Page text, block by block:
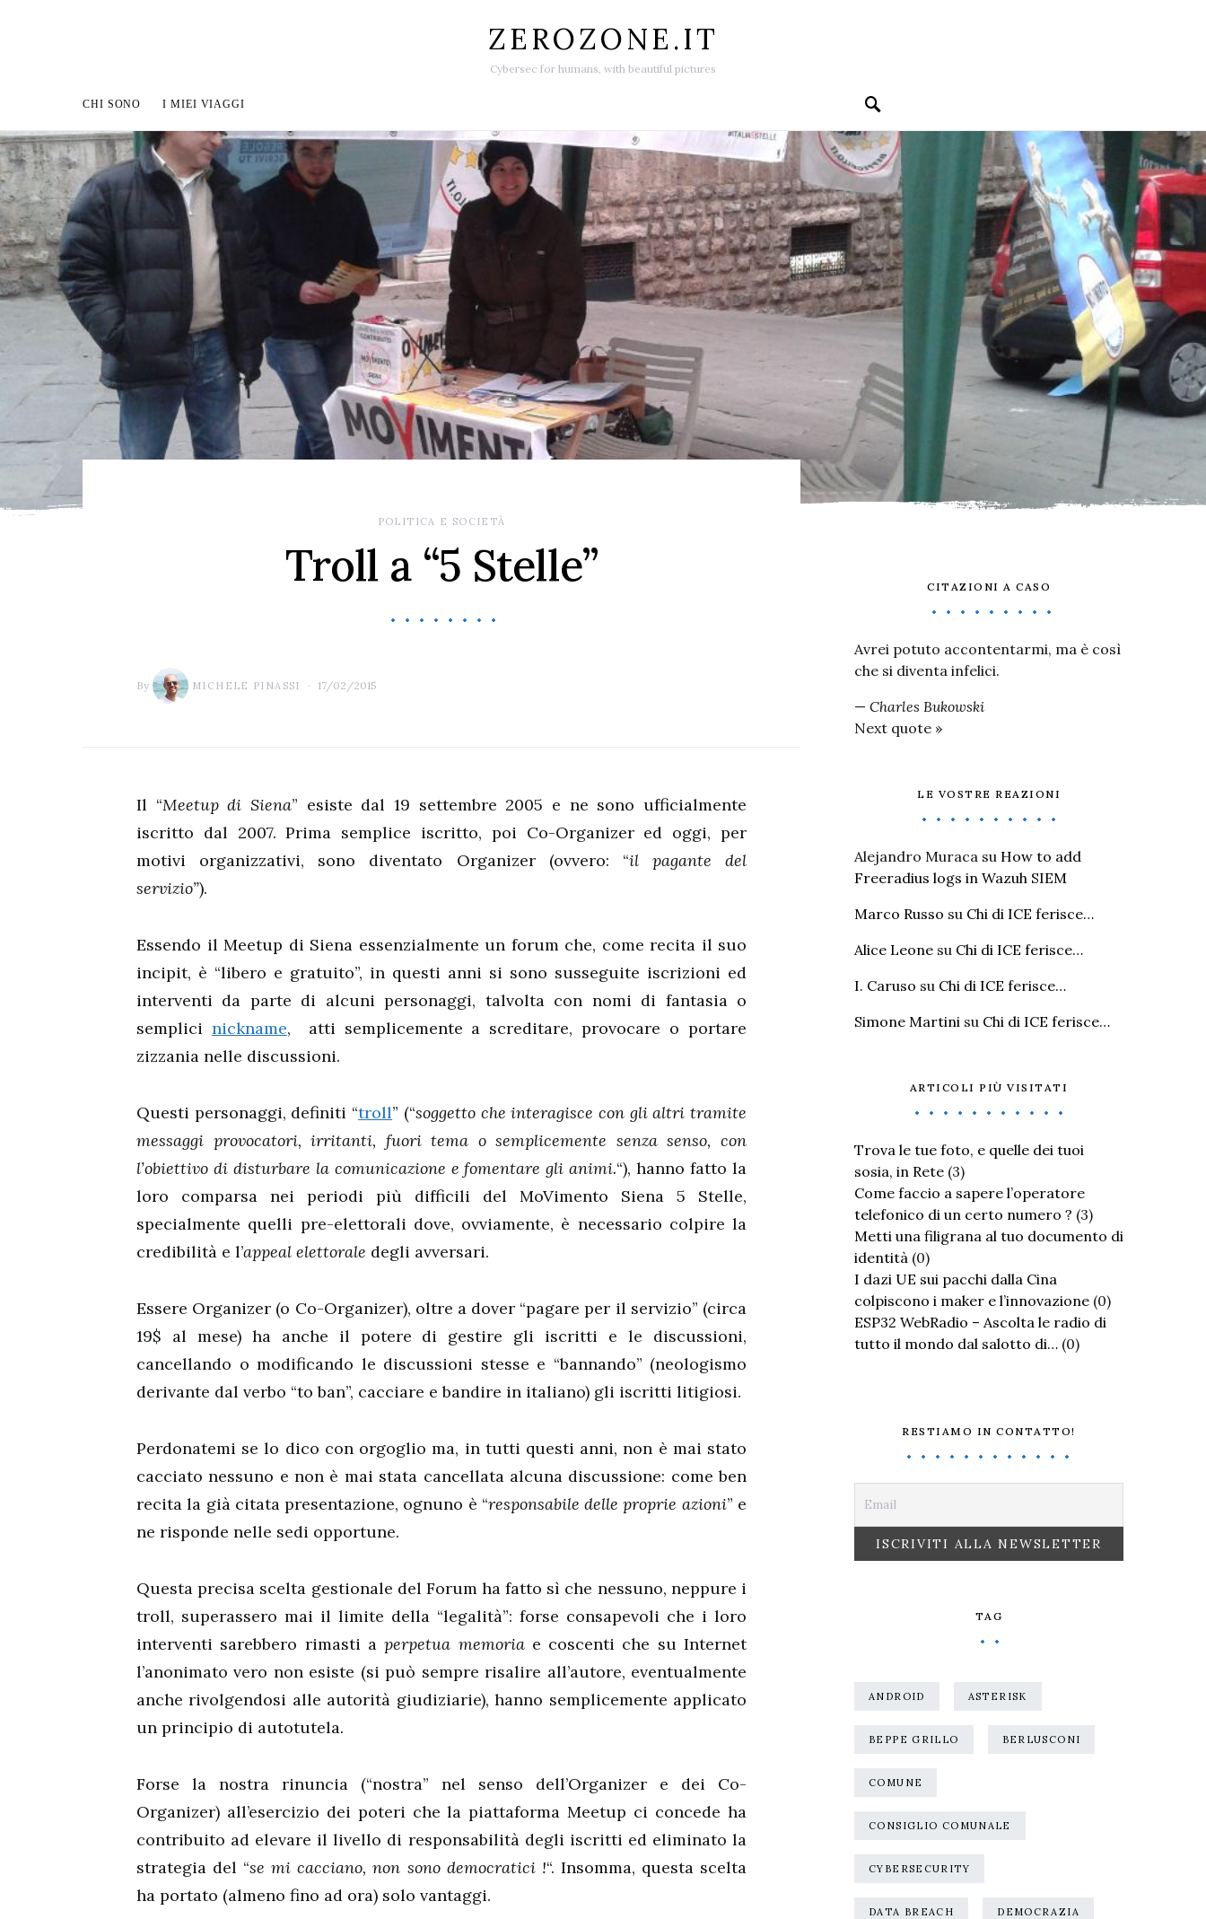
ZEROZONE.IT
Cybersec for humans, with beautiful pictures
CHI SONO I MIEI VIAGGI
POLITICA E SOCIETÀ
Troll a “5 Stelle”
By MICHELE PINASSI 17/02/2015
Il “Meetup di Siena” esiste dal 19 settembre 2005 e ne sono ufficialmente
iscritto dal 2007. Prima semplice iscritto, poi Co-Organizer ed oggi, per
motivi organizzativi, sono diventato Organizer (ovvero: “il pagante del
servizio”).
Essendo il Meetup di Siena essenzialmente un forum che, come recita il suo
incipit, è “libero e gratuito”, in questi anni si sono susseguite iscrizioni ed
interventi da parte di alcuni personaggi, talvolta con nomi di fantasia o
semplici nickname, atti semplicemente a screditare, provocare o portare
zizzania nelle discussioni.
Questi personaggi, definiti “troll” (“soggetto che interagisce con gli altri tramite
messaggi provocatori, irritanti, fuori tema o semplicemente senza senso, con
l’obiettivo di disturbare la comunicazione e fomentare gli animi.“), hanno fatto la
loro comparsa nei periodi più difficili del MoVimento Siena 5 Stelle,
specialmente quelli pre-elettorali dove, ovviamente, è necessario colpire la
credibilità e l’appeal elettorale degli avversari.
Essere Organizer (o Co-Organizer), oltre a dover “pagare per il servizio” (circa
19$ al mese) ha anche il potere di gestire gli iscritti e le discussioni,
cancellando o modificando le discussioni stesse e “bannando” (neologismo
derivante dal verbo “to ban”, cacciare e bandire in italiano) gli iscritti litigiosi.
Perdonatemi se lo dico con orgoglio ma, in tutti questi anni, non è mai stato
cacciato nessuno e non è mai stata cancellata alcuna discussione: come ben
recita la già citata presentazione, ognuno è “responsabile delle proprie azioni” e
ne risponde nelle sedi opportune.
Questa precisa scelta gestionale del Forum ha fatto sì che nessuno, neppure i
troll, superassero mai il limite della “legalità”: forse consapevoli che i loro
interventi sarebbero rimasti aperpetua memoria e coscenti che su Internet
l’anonimato vero non esiste (si può sempre risalire all’autore, eventualmente
anche rivolgendosi alle autorità giudiziarie), hanno semplicemente applicato
un principio di autotutela.
Forse la nostra rinuncia (“nostra” nel senso dell’Organizer e dei Co-
Organizer) all’esercizio dei poteri che la piattaforma Meetup ci concede ha
contribuito ad elevare il livello di responsabilità degli iscritti ed eliminato la
strategia del “se mi cacciano, non sono democratici !“. Insomma, questa scelta
ha portato (almeno fino ad ora) solo vantaggi.
CITAZIONI A CASO
Avrei potuto accontentarmi, ma è così
che si diventa infelici.
— Charles Bukowski
Next quote »
LE VOSTRE REAZIONI
Alejandro Muraca su How to add
Freeradius logs in Wazuh SIEM
Marco Russo su Chi di ICE ferisce…
Alice Leone su Chi di ICE ferisce…
I. Caruso su Chi di ICE ferisce…
Simone Martini su Chi di ICE ferisce…
ARTICOLI PIÙ VISITATI
Trova le tue foto, e quelle dei tuoi
sosia, in Rete (3)
Come faccio a sapere l’operatore
telefonico di un certo numero ? (3)
Metti una filigrana al tuo documento di
identità (0)
I dazi UE sui pacchi dalla Cina
colpiscono i maker e l’innovazione (0)
ESP32 WebRadio – Ascolta le radio di
tutto il mondo dal salotto di… (0)
RESTIAMO IN CONTATTO!
TAG
ANDROID ASTERISK
BEPPE GRILLO BERLUSCONI
COMUNE
CONSIGLIO COMUNALE
CYBERSECURITY
DATA BREACH DEMOCRAZIA